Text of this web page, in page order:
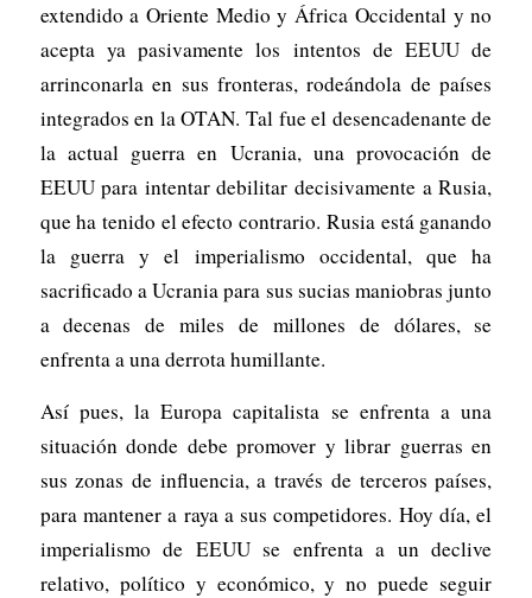
extendido a Oriente Medio y África Occidental y no
acepta ya pasivamente los intentos de EEUU de
arrinconarla en sus fronteras, rodeándola de países
integrados en la OTAN. Tal fue el desencadenante de
la actual guerra en Ucrania, una provocación de
EEUU para intentar debilitar decisivamente a Rusia,
que ha tenido el efecto contrario. Rusia está ganando
la guerra y el imperialismo occidental, que ha
sacrificado a Ucrania para sus sucias maniobras junto
a decenas de miles de millones de dólares, se
enfrenta a una derrota humillante.
Así pues, la Europa capitalista se enfrenta a una
situación donde debe promover y librar guerras en
sus zonas de influencia, a través de terceros países,
para mantener a raya a sus competidores. Hoy día, el
imperialismo de EEUU se enfrenta a un declive
relativo, político y económico, y no puede seguir